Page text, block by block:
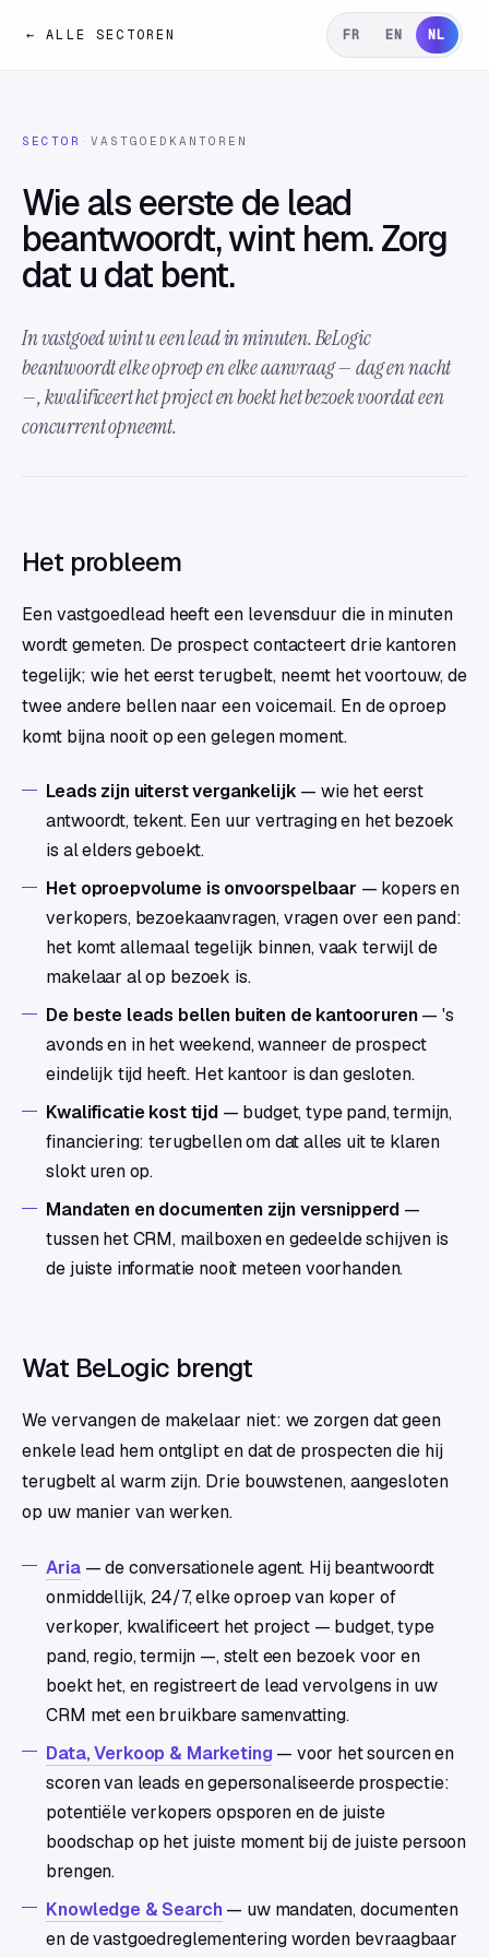
← ALLE SECTOREN FR EN NL
SECTOR · VASTGOEDKANTOREN
Wie als eerste de lead
beantwoordt, wint hem. Zorg
dat u dat bent.
In vastgoed wint u een lead in minuten. BeLogic
beantwoordt elke oproep en elke aanvraag — dag en nacht
—, kwalificeert het project en boekt het bezoek voordat een
concurrent opneemt.
Het probleem
Een vastgoedlead heeft een levensduur die in minuten
wordt gemeten. De prospect contacteert drie kantoren
tegelijk; wie het eerst terugbelt, neemt het voortouw, de
twee andere bellen naar een voicemail. En de oproep
komt bijna nooit op een gelegen moment.
Leads zijn uiterst vergankelijk — wie het eerst
antwoordt, tekent. Een uur vertraging en het bezoek
is al elders geboekt.
Het oproepvolume is onvoorspelbaar — kopers en
verkopers, bezoekaanvragen, vragen over een pand:
het komt allemaal tegelijk binnen, vaak terwijl de
makelaar al op bezoek is.
De beste leads bellen buiten de kantooruren— 's
avonds en in het weekend, wanneer de prospect
eindelijk tijd heeft. Het kantoor is dan gesloten.
Kwalificatie kost tijd— budget, type pand, termijn,
financiering: terugbellen om dat alles uit te klaren
slokt uren op.
Mandaten en documenten zijn versnipperd —
tussen het CRM, mailboxen en gedeelde schijven is
de juiste informatie nooit meteen voorhanden.
Wat BeLogic brengt
We vervangen de makelaar niet: we zorgen dat geen
enkele lead hem ontglipt en dat de prospecten die hij
terugbelt al warm zijn. Drie bouwstenen, aangesloten
op uw manier van werken.
Aria— de conversationele agent. Hij beantwoordt
onmiddellijk, 24/7, elke oproep van koper of
verkoper, kwalificeert het project — budget, type
pand, regio, termijn —, stelt een bezoek voor en
boekt het, en registreert de lead vervolgens in uw
CRM met een bruikbare samenvatting.
Data, Verkoop & Marketing — voor het sourcen en
scoren van leads en gepersonaliseerde prospectie:
potentiële verkopers opsporen en de juiste
boodschap op het juiste moment bij de juiste persoon
brengen.
Knowledge & Search — uw mandaten, documenten
en de vastgoedreglementering worden bevraagbaar